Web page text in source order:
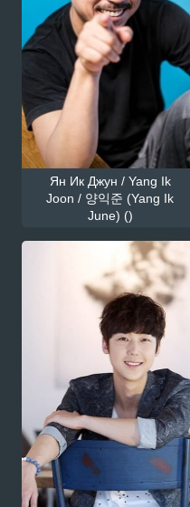
Ян Ик Джун / Yang Ik
Joon / 양익준 (Yang Ik
June) ()